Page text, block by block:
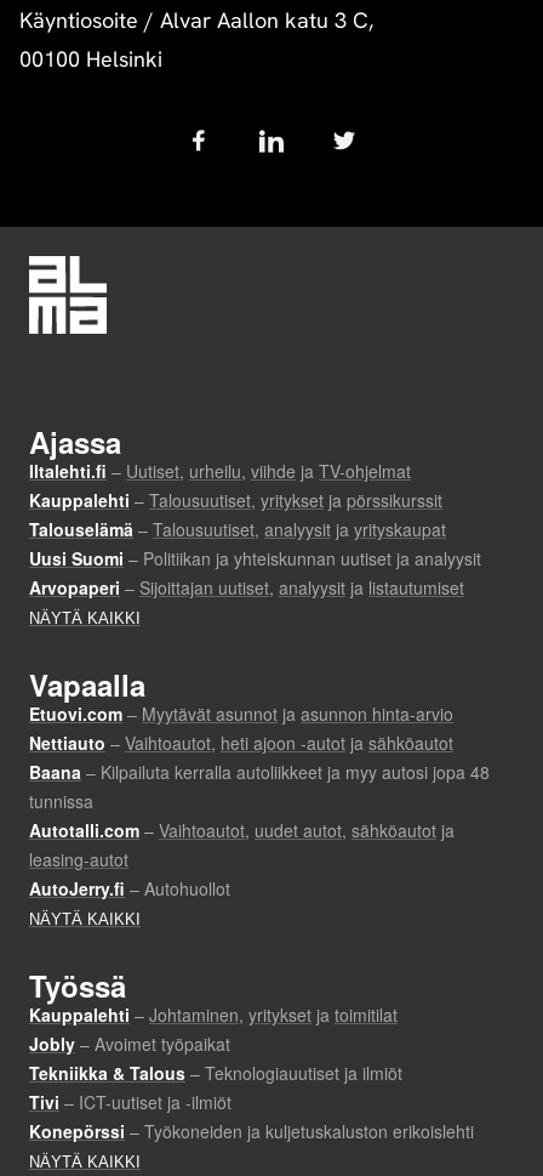
Käyntiosoite / Alvar Aallon katu 3 C,
00100 Helsinki